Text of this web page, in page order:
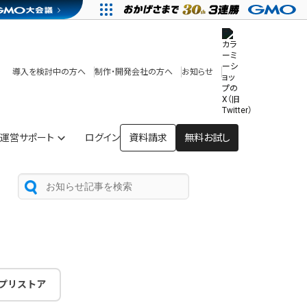
運営サポート ログイン 資料請求 無料お試し
導入を検討中の方へ 制作・開発会社の方へ お知らせ
その他
テンプレート一覧
ヘルプセンター
リストア